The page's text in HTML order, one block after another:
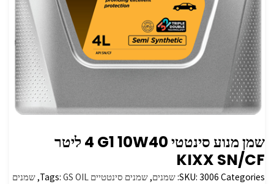
שמן מנוע סינטטי G1 10W40 ‏4 ליטר
SN/CF ‏KIXX‏
SKU: 3006 Categories: שמנים,שמנים סינטטיים Tags: GS OIL
,שמנים